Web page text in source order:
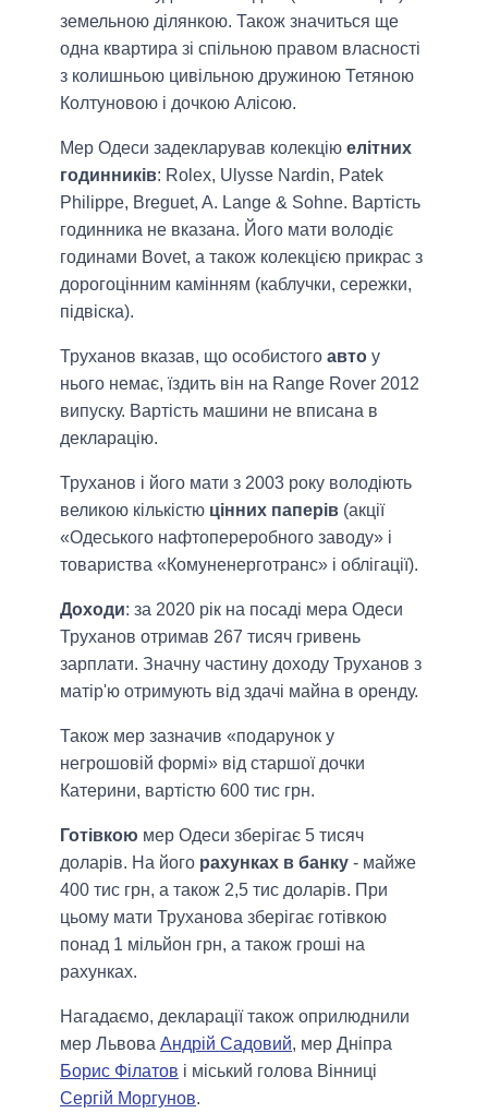
земельною ділянкою. Також значиться ще
одна квартира зі спільною правом власності
з колишньою цивільною дружиною Тетяною
Колтуновою і дочкою Алісою.
Мер Одеси задекларував колекцію елітних
годинників: Rolex, Ulysse Nardin, Patek
Philippe, Breguet, A. Lange & Sohne. Вартість
годинника не вказана. Його мати володіє
годинами Bovet, а також колекцією прикрас з
дорогоцінним камінням (каблучки, сережки,
підвіска).
Труханов вказав, що особистого авто у
нього немає, їздить він на Range Rover 2012
випуску. Вартість машини не вписана в
декларацію.
Труханов і його мати з 2003 року володіють
великою кількістю цінних паперів (акції
«Одеського нафтопереробного заводу» і
товариства «Комуненерготранс» і облігації).
Доходи: за 2020 рік на посаді мера Одеси
Труханов отримав 267 тисяч гривень
зарплати. Значну частину доходу Труханов з
матір'ю отримують від здачі майна в оренду.
Також мер зазначив «подарунок у
негрошовій формі» від старшої дочки
Катерини, вартістю 600 тис грн.
Готівкою мер Одеси зберігає 5 тисяч
доларів. На його рахунках в банку - майже
400 тис грн, а також 2,5 тис доларів. При
цьому мати Труханова зберігає готівкою
понад 1 мільйон грн, а також гроші на
рахунках.
Нагадаємо, декларації також оприлюднили
мер Львова Андрій Садовий, мер Дніпра
Борис Філатов і міський голова Вінниці
Сергій Моргунов.